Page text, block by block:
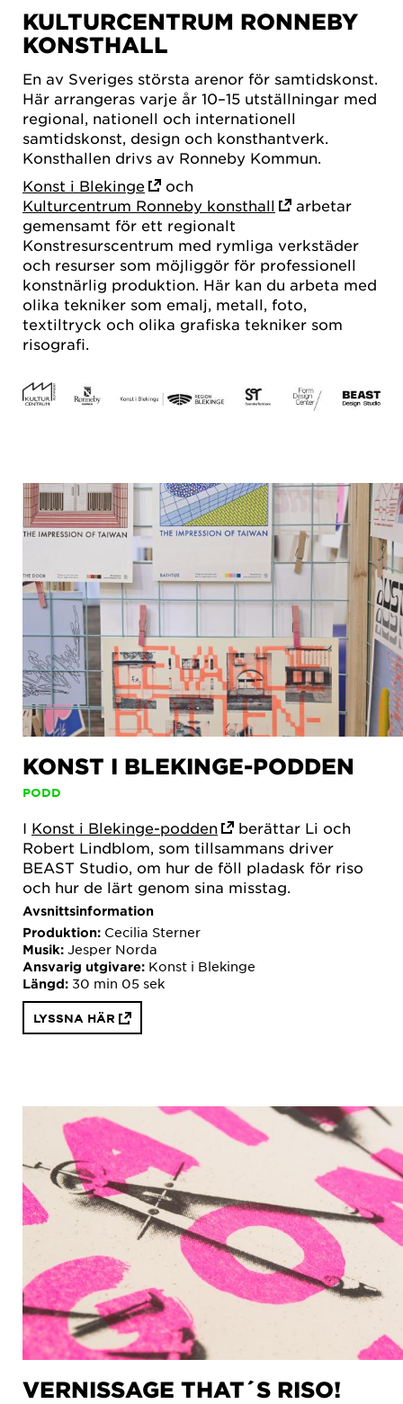
KULTURCENTRUM RONNEBY
KONSTHALL
En av Sveriges största arenor för samtidskonst.
Här arrangeras varje år 10–15 utställningar med
regional, nationell och internationell
samtidskonst, design och konsthantverk.
Konsthallen drivs av Ronneby Kommun.
Konst i Blekinge
och
Kulturcentrum Ronneby konsthall
arbetar
gemensamt för ett regionalt
Konstresurscentrum med rymliga verkstäder
och resurser som möjliggör för professionell
konstnärlig produktion. Här kan du arbeta med
olika tekniker som emalj, metall, foto,
textiltryck och olika grafiska tekniker som
risografi.
KONST I BLEKINGE-PODDEN
PODD
I Konst i Blekinge-podden
berättar Li och
Robert Lindblom, som tillsammans driver
BEAST Studio, om hur de föll pladask för riso
och hur de lärt genom sina misstag.
Avsnittsinformation
Produktion: Cecilia Sterner
Musik: Jesper Norda
Ansvarig utgivare: Konst i Blekinge
Längd: 30 min 05 sek
LYSSNA HÄR
VERNISSAGE THAT´S RISO!